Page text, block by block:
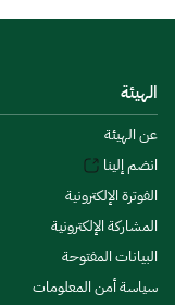
الهيئة
عن الهيئة
انضم إلينا
الفوترة الإلكترونية
المشاركة الإلكترونية
البيانات المفتوحة
سياسة أمن المعلومات